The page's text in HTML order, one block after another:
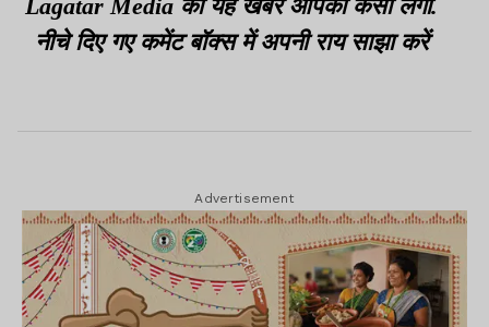
Lagatar Media की यह खबर आपको कैसी लगी.
नीचे दिए गए कमेंट बॉक्स में अपनी राय साझा करें
Advertisement